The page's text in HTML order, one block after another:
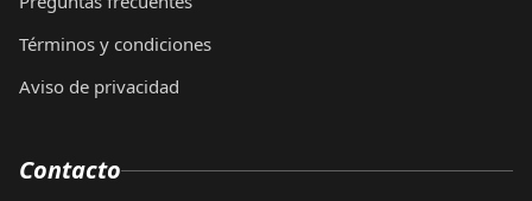
Términos y condiciones
Aviso de privacidad
Contacto